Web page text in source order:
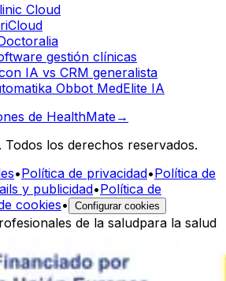
Cloud
gestión clínicas
IA vs CRM generalista
Obbot MedElite IA
de HealthMate→
los derechos reservados.
•Política de privacidad•Política de
y publicidad•Política de
cookies• Configurar cookies
de la saludpara la salud